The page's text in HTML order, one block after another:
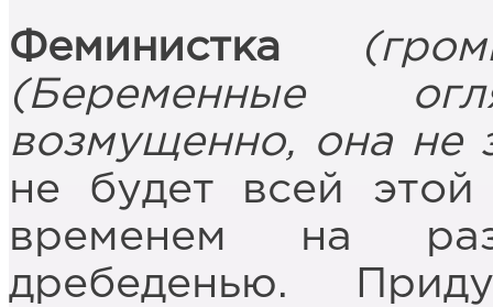
Феминистка
(Беременные
возмущенно, она не
не будет всей
временем на
дребеденью.